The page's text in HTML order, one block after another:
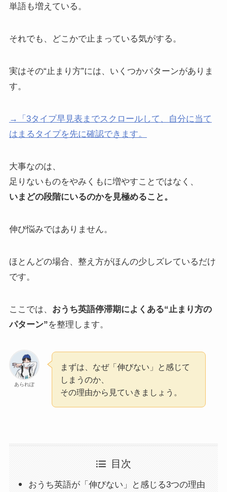
単語も増えている。
それでも、どこかで止まっている気がする。
実はその“止まり方”には、いくつかパターンがありま
す。
→「3タイプ早見表までスクロールして、自分に当て
はまるタイプを先に確認できます。
大事なのは、
足りないものをやみくもに増やすことではなく、
いまどの段階にいるのかを見極めること。
伸び悩みではありません。
ほとんどの場合、整え方がほんの少しズレているだけ
です。
ここでは、 おうち英語停滞期によくある“止まり方の
パターン”を整理します。
あられぽ
まずは、なぜ「伸びない」と感じて
しまうのか、
その理由から見ていきましょう。
目次
おうち英語が「伸びない」と感じる3つの理由